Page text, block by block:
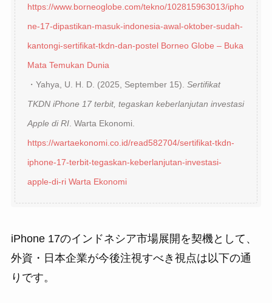
https://www.borneoglobe.com/tekno/102815963013/ipho
ne-17-dipastikan-masuk-indonesia-awal-oktober-sudah-
kantongi-sertifikat-tkdn-dan-postel Borneo Globe – Buka
Mata Temukan Dunia
・Yahya, U. H. D. (2025, September 15). Sertifikat
TKDN iPhone 17 terbit, tegaskan keberlanjutan investasi
Apple di RI. Warta Ekonomi.
https://wartaekonomi.co.id/read582704/sertifikat-tkdn-
iphone-17-terbit-tegaskan-keberlanjutan-investasi-
apple-di-ri Warta Ekonomi
iPhone 17のインドネシア市場展開を契機として、
外資・日本企業が今後注視すべき視点は以下の通
りです。